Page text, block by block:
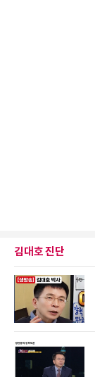
김대호 진단